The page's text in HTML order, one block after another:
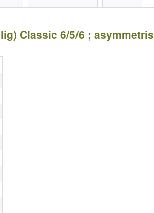
Classic 6/5/6 ;